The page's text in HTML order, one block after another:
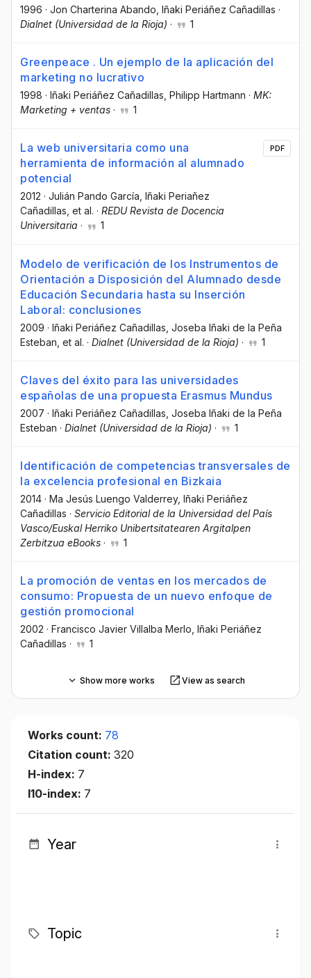
1996 · Jon Charterina Abando , Iñaki Periáñez Cañadillas ·
Dialnet (Universidad de la Rioja) · 1
Greenpeace . Un ejemplo de la aplicación del
marketing no lucrativo
1998 · Iñaki Periáñez Cañadillas , Philipp Hartmann · MK:
Marketing + ventas · 1
La web universitaria como una
herramienta de información al alumnado
potencial
2012 · Julián Pando García, Iñaki Periañez
Cañadillas, et al. · REDU Revista de Docencia
Universitaria · 1
PDF
Modelo de verificación de los Instrumentos de
Orientación a Disposición del Alumnado desde
Educación Secundaria hasta su Inserción
Laboral: conclusiones
2009 · Iñaki Periáñez Cañadillas , Joseba Iñaki de la Peña
Esteban , et al. · Dialnet (Universidad de la Rioja) · 1
Claves del éxito para las universidades
españolas de una propuesta Erasmus Mundus
2007 · Iñaki Periáñez Cañadillas , Joseba Iñaki de la Peña
Esteban · Dialnet (Universidad de la Rioja) · 1
Identificación de competencias transversales de
la excelencia profesional en Bizkaia
2014 · Ma Jesús Luengo Valderrey, Iñaki Periáñez
Cañadillas · Servicio Editorial de la Universidad del País
Vasco/Euskal Herriko Unibertsitatearen Argitalpen
Zerbitzua eBooks · 1
La promoción de ventas en los mercados de
consumo: Propuesta de un nuevo enfoque de
gestión promocional
2002 · Francisco Javier Villalba Merlo , Iñaki Periáñez
Cañadillas · 1
Show more works View as search
Works count: 78
Citation count: 320
H-index: 7
I10-index: 7
Year
Topic